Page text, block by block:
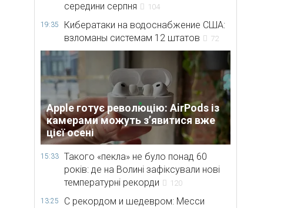
середини серпня
104
19:35
Кибератаки на водоснабжение США:
взломаны системам 12 штатов
72
Apple готує революцію: AirPods із
камерами можуть з’явитися вже
цієї осені
15:33
Такого «пекла» не було понад 60
років: де на Волині зафіксували нові
температурні рекорди
120
13:25
С рекордом и шедевром: Месси